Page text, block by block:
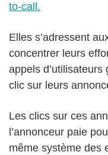
to-call.
Elles s’adressent
concentrer leurs
appels
clic sur leurs
Les clics sur ces
l’annonceur paie
même système des